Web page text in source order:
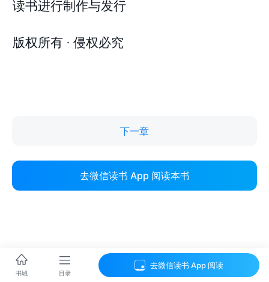
下一章
去微信读书 App 阅读本书
书城 目录
去微信读书 App 阅读